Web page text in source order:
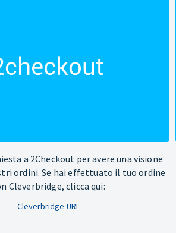
a 2Checkout per avere una visione
ordini. Se hai effettuato il tuo ordine
Cleverbridge, clicca qui:
Cleverbridge-URL